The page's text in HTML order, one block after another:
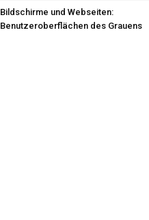
Bildschirme und Webseiten:
Benutzeroberflächen des Grauens